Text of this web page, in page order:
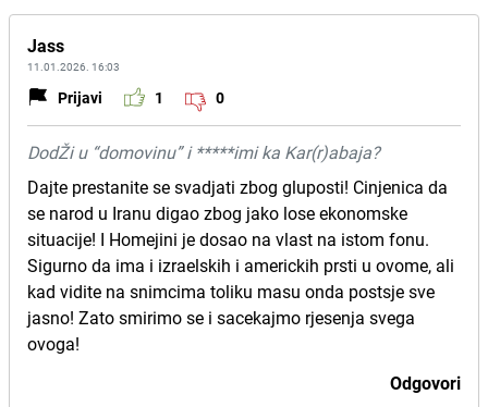
Jass
11.01.2026. 16:03
Prijavi 1 0
DodŽi u “domovinu” i *****imi ka Kar(r)abaja?
Dajte prestanite se svadjati zbog gluposti! Cinjenica da
se narod u Iranu digao zbog jako lose ekonomske
situacije! I Homejini je dosao na vlast na istom fonu.
Sigurno da ima i izraelskih i americkih prsti u ovome, ali
kad vidite na snimcima toliku masu onda postsje sve
jasno! Zato smirimo se i sacekajmo rjesenja svega
ovoga!
Odgovori